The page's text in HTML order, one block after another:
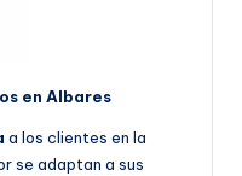
en Albares
a los clientes en la
se adaptan a sus